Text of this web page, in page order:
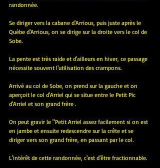
randonnée.
Se diriger vers la cabane d'Arrious, puis juste après le
Quèbe d'Arrious, on se dirige sur la droite vers le col de
Sobe.
La pente est très raide et d'ailleurs en hiver, ce passage
nécessite souvent l'utilisation des crampons.
Arrivé au col de Sobe, on prend sur la gauche et on
aperçoit le col d'Arriel qui se situe entre le Petit Pic
d'Arriel et son grand frère .
On peut gravir le "Petit Arriel assez facilement si on est
en jambe et ensuite redescendre sur la crête et se
diriger vers son grand frère, en passant par le col.
L'intérêt de cette randonnée, c'est d'être fractionnable.